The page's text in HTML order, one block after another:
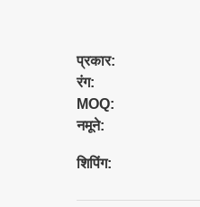
प्रकार:
रंग:
MOQ:
नमूने:
शिपिंग: